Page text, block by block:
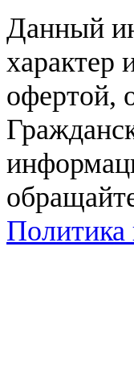
Данный
характер
офертой,
Политика